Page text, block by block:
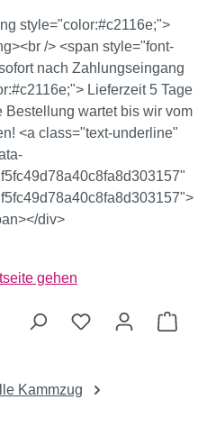
style="color:#c2116e;">
/> <span style="font-
nach Zahlungseingang
Lieferzeit 5 Tage
Bestellung wartet bis wir vom
<a class="text-underline"
div>
Kammzug